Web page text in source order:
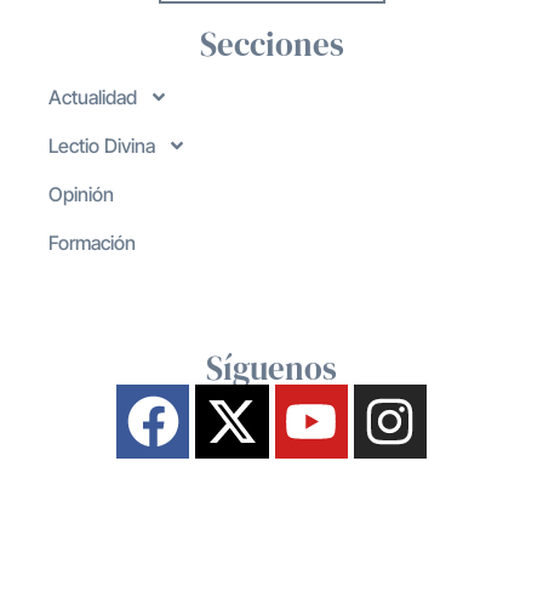
Secciones
Actualidad
Lectio Divina
Opinión
Formación
Síguenos